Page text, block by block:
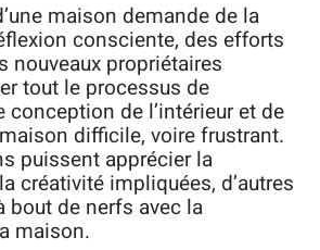
maison demande de la
consciente, des efforts
nouveaux propriétaires
tout le processus de
conception de l’intérieur et de
difficile, voire frustrant.
puissent apprécier la
créativité impliquées, d’autres
bout de nerfs avec la
maison.